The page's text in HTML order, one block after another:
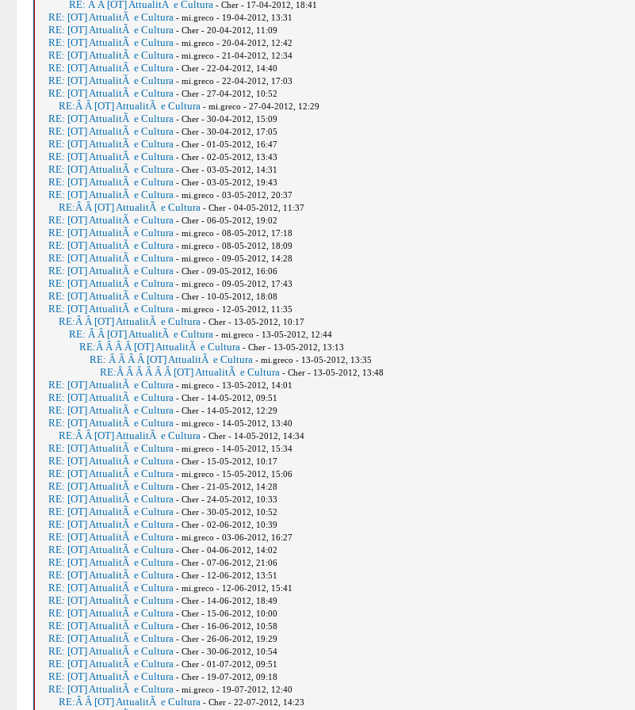
RE: Â Â [OT] AttualitÃ e Cultura - Cher - 17-04-2012, 18:41
RE: [OT] AttualitÃ e Cultura - mi.greco - 19-04-2012, 13:31
RE: [OT] AttualitÃ e Cultura - Cher - 20-04-2012, 11:09
RE: [OT] AttualitÃ e Cultura - mi.greco - 20-04-2012, 12:42
RE: [OT] AttualitÃ e Cultura - mi.greco - 21-04-2012, 12:34
RE: [OT] AttualitÃ e Cultura - Cher - 22-04-2012, 14:40
RE: [OT] AttualitÃ e Cultura - mi.greco - 22-04-2012, 17:03
RE: [OT] AttualitÃ e Cultura - Cher - 27-04-2012, 10:52
RE:Â Â [OT] AttualitÃ e Cultura - mi.greco - 27-04-2012, 12:29
RE: [OT] AttualitÃ e Cultura - Cher - 30-04-2012, 15:09
RE: [OT] AttualitÃ e Cultura - Cher - 30-04-2012, 17:05
RE: [OT] AttualitÃ e Cultura - Cher - 01-05-2012, 16:47
RE: [OT] AttualitÃ e Cultura - Cher - 02-05-2012, 13:43
RE: [OT] AttualitÃ e Cultura - Cher - 03-05-2012, 14:31
RE: [OT] AttualitÃ e Cultura - Cher - 03-05-2012, 19:43
RE: [OT] AttualitÃ e Cultura - mi.greco - 03-05-2012, 20:37
RE:Â Â [OT] AttualitÃ e Cultura - Cher - 04-05-2012, 11:37
RE: [OT] AttualitÃ e Cultura - Cher - 06-05-2012, 19:02
RE: [OT] AttualitÃ e Cultura - mi.greco - 08-05-2012, 17:18
RE: [OT] AttualitÃ e Cultura - mi.greco - 08-05-2012, 18:09
RE: [OT] AttualitÃ e Cultura - mi.greco - 09-05-2012, 14:28
RE: [OT] AttualitÃ e Cultura - Cher - 09-05-2012, 16:06
RE: [OT] AttualitÃ e Cultura - mi.greco - 09-05-2012, 17:43
RE: [OT] AttualitÃ e Cultura - Cher - 10-05-2012, 18:08
RE: [OT] AttualitÃ e Cultura - mi.greco - 12-05-2012, 11:35
RE:Â Â [OT] AttualitÃ e Cultura - Cher - 13-05-2012, 10:17
RE: Â Â [OT] AttualitÃ e Cultura - mi.greco - 13-05-2012, 12:44
RE:Â Â Â Â [OT] AttualitÃ e Cultura - Cher - 13-05-2012, 13:13
RE: Â Â Â Â [OT] AttualitÃ e Cultura - mi.greco - 13-05-2012, 13:35
RE:Â Â Â Â Â Â [OT] AttualitÃ e Cultura - Cher - 13-05-2012, 13:48
RE: [OT] AttualitÃ e Cultura - mi.greco - 13-05-2012, 14:01
RE: [OT] AttualitÃ e Cultura - Cher - 14-05-2012, 09:51
RE: [OT] AttualitÃ e Cultura - Cher - 14-05-2012, 12:29
RE: [OT] AttualitÃ e Cultura - mi.greco - 14-05-2012, 13:40
RE:Â Â [OT] AttualitÃ e Cultura - Cher - 14-05-2012, 14:34
RE: [OT] AttualitÃ e Cultura - mi.greco - 14-05-2012, 15:34
RE: [OT] AttualitÃ e Cultura - Cher - 15-05-2012, 10:17
RE: [OT] AttualitÃ e Cultura - mi.greco - 15-05-2012, 15:06
RE: [OT] AttualitÃ e Cultura - Cher - 21-05-2012, 14:28
RE: [OT] AttualitÃ e Cultura - Cher - 24-05-2012, 10:33
RE: [OT] AttualitÃ e Cultura - Cher - 30-05-2012, 10:52
RE: [OT] AttualitÃ e Cultura - Cher - 02-06-2012, 10:39
RE: [OT] AttualitÃ e Cultura - mi.greco - 03-06-2012, 16:27
RE: [OT] AttualitÃ e Cultura - Cher - 04-06-2012, 14:02
RE: [OT] AttualitÃ e Cultura - Cher - 07-06-2012, 21:06
RE: [OT] AttualitÃ e Cultura - Cher - 12-06-2012, 13:51
RE: [OT] AttualitÃ e Cultura - mi.greco - 12-06-2012, 15:41
RE: [OT] AttualitÃ e Cultura - Cher - 14-06-2012, 18:49
RE: [OT] AttualitÃ e Cultura - Cher - 15-06-2012, 10:00
RE: [OT] AttualitÃ e Cultura - Cher - 16-06-2012, 10:58
RE: [OT] AttualitÃ e Cultura - Cher - 26-06-2012, 19:29
RE: [OT] AttualitÃ e Cultura - Cher - 30-06-2012, 10:54
RE: [OT] AttualitÃ e Cultura - Cher - 01-07-2012, 09:51
RE: [OT] AttualitÃ e Cultura - Cher - 19-07-2012, 09:18
RE: [OT] AttualitÃ e Cultura - mi.greco - 19-07-2012, 12:40
RE:Â Â [OT] AttualitÃ e Cultura - Cher - 22-07-2012, 14:23